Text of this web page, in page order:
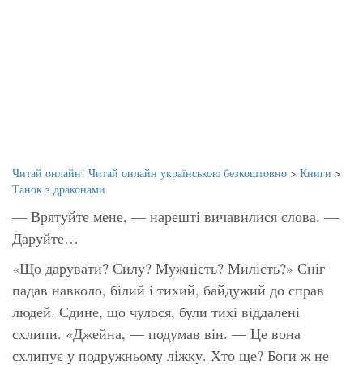
Читай онлайн! Читай онлайн українською безкоштовно > Книги >
Танок з драконами
— Врятуйте мене, — нарешті вичавилися слова. —
Даруйте…
«Що дарувати? Силу? Мужність? Милість?» Сніг
падав навколо, білий і тихий, байдужий до справ
людей. Єдине, що чулося, були тихі віддалені
схлипи. «Джейна, — подумав він. — Це вона
схлипує у подружньому ліжку. Хто ще? Боги ж не